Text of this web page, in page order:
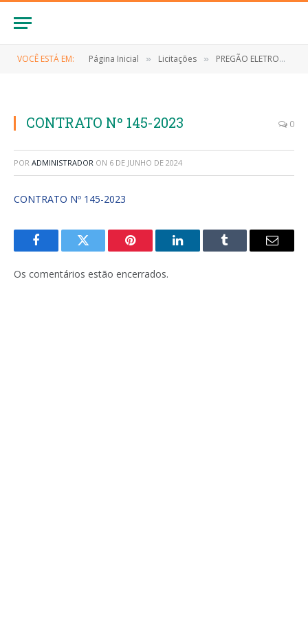
VOCÊ ESTÁ EM: Página Inicial » Licitações » PREGÃO ELETRONICO Nº 014/2023/SRP (AQUISIÇÃO DE SUPRIMENTOS, EQUIPAMENTOS E ELETRÔNICOS DE INFORMÁTICA, PARA ATENDER AS NECESSIDADES PRECÍPUAS DE ASSISTÊNCIA SOCIAL DE ANAPURUS/MA)
CONTRATO Nº 145-2023 0
POR ADMINISTRADOR ON 6 DE JUNHO DE 2024
CONTRATO Nº 145-2023
FacebookTwitter Pinterest LinkedInTumblr
E-
Os comentários estão encerrados.